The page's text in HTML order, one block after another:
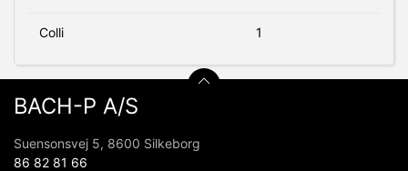
Colli 1
BACH-P A/S
Suensonsvej 5, 8600 Silkeborg
86 82 81 66